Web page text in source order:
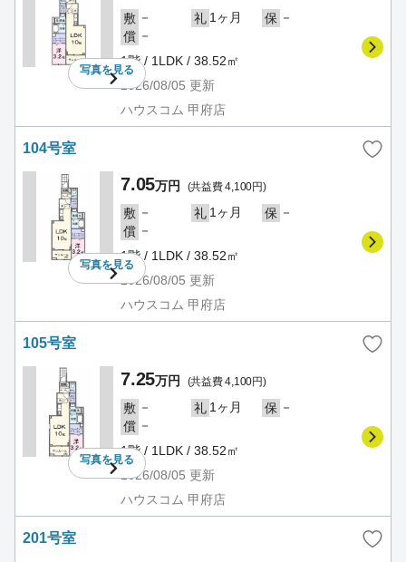
写真を見る
敷 － 礼 1ヶ月 保 －
償 －
1階 / 1LDK / 38.52㎡
2026/08/05 更新
ハウスコム 甲府店
104号室
写真を見る
7.05万円 (共益費 4,100円)
敷 － 礼 1ヶ月 保 －
償 －
1階 / 1LDK / 38.52㎡
2026/08/05 更新
ハウスコム 甲府店
105号室
写真を見る
7.25万円 (共益費 4,100円)
敷 － 礼 1ヶ月 保 －
償 －
1階 / 1LDK / 38.52㎡
2026/08/05 更新
ハウスコム 甲府店
201号室